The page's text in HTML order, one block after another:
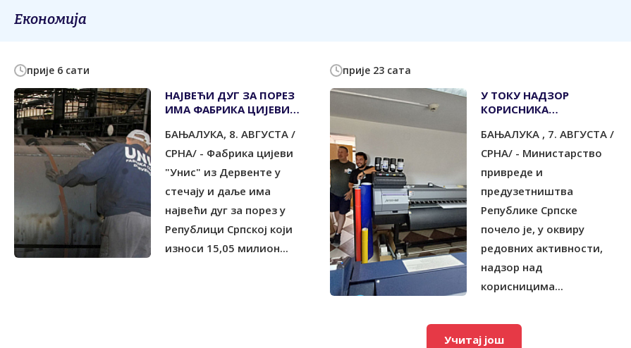
Економија
прије 6 сати
НАЈВЕЋИ ДУГ ЗА ПОРЕЗ
ИМА ФАБРИКА ЦИЈЕВИ
СТЕЧАЈУ
БАЊАЛУКА, 8. АВГУСТА /
СРНА/ - Фабрика цијеви
"Унис" из Дервенте у
стечају и даље има
највећи дуг за порез у
Републици Српској који
износи 15,05 милион...
прије 23 сата
У ТОКУ НАДЗОР
КОРИСНИКА
УЛАГАЊА
БАЊАЛУКА , 7. АВГУСТА /
СРНА/ - Министарство
привреде и
предузетништва
Републике Српске
почело је, у оквиру
редовних активности,
надзор над
корисницима...
Учитај још